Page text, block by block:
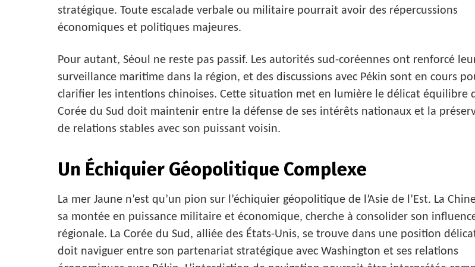
stratégique. Toute escalade verbale ou militaire pourrait avoir des répercussions
économiques et politiques majeures.
Pour autant, Séoul ne reste pas passif. Les autorités sud-coréennes ont renforcé
surveillance maritime dans la région, et des discussions avec Pékin sont en cours
clarifier les intentions chinoises. Cette situation met en lumière le délicat équilibre
Corée du Sud doit maintenir entre la défense de ses intérêts nationaux et la
de relations stables avec son puissant voisin.
Un Échiquier Géopolitique Complexe
La mer Jaune n’est qu’un pion sur l’échiquier géopolitique de l’Asie de l’Est. La
sa montée en puissance militaire et économique, cherche à consolider son
régionale. La Corée du Sud, alliée des États-Unis, se trouve dans une position
doit naviguer entre son partenariat stratégique avec Washington et ses relations